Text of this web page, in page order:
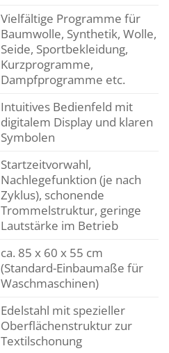
Vielfältige Programme für
Baumwolle, Synthetik, Wolle,
Seide, Sportbekleidung,
Kurzprogramme,
Dampfprogramme etc.
Intuitives Bedienfeld mit
digitalem Display und klaren
Symbolen
Startzeitvorwahl,
Nachlegefunktion (je nach
Zyklus), schonende
Trommelstruktur, geringe
Lautstärke im Betrieb
ca. 85 x 60 x 55 cm
(Standard-Einbaumaße für
Waschmaschinen)
Edelstahl mit spezieller
Oberflächenstruktur zur
Textilschonung